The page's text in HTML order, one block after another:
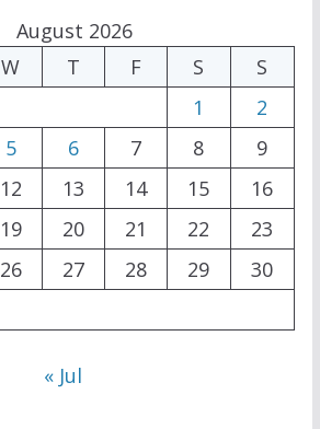
August 2026
W T F S
S
1
2
5 6 7 8
9
12 13 14 15
16
19 20 21 22
23
26 27 28 29
30
« Jul